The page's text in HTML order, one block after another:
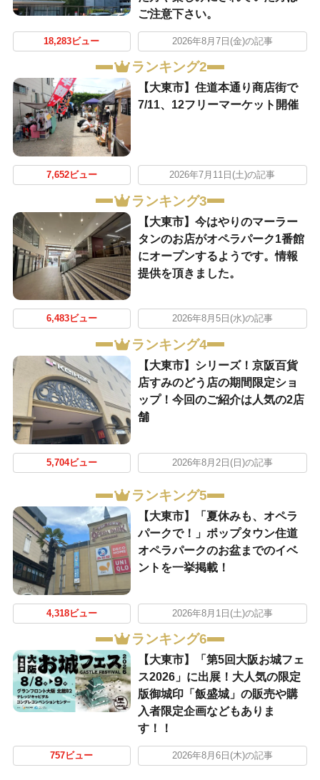
ご注意下さい。
18,283ビュー 2026年8月7日(金)の記事
ランキング2
【大東市】住道本通り商店街で
7/11、12フリーマーケット開催
7,652ビュー 2026年7月11日(土)の記事
ランキング3
【大東市】今はやりのマーラー
タンのお店がオペラパーク1番館
にオープンするようです。情報
提供を頂きました。
6,483ビュー 2026年8月5日(水)の記事
ランキング4
【大東市】シリーズ！京阪百貨
店すみのどう店の期間限定ショ
ップ！今回のご紹介は人気の2店
舗
5,704ビュー 2026年8月2日(日)の記事
ランキング5
【大東市】「夏休みも、オペラ
パークで！」ポップタウン住道
オペラパークのお盆までのイベ
ントを一挙掲載！
4,318ビュー 2026年8月1日(土)の記事
ランキング6
【大東市】「第5回大阪お城フェ
ス2026」に出展！大人気の限定
版御城印「飯盛城」の販売や購
入者限定企画などもありま
す！！
757ビュー 2026年8月6日(木)の記事